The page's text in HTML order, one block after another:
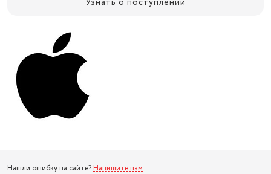
Нашли ошибку на сайте? Напишите нам.